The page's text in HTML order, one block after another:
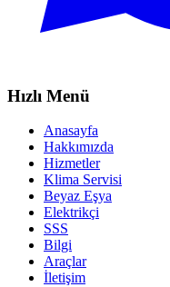
Hızlı Menü
Anasayfa
Hakkımızda
Hizmetler
Klima Servisi
Beyaz Eşya
Elektrikçi
SSS
Bilgi
Araçlar
İletişim